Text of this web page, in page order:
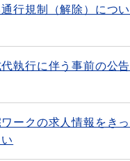
行規制（解除）につ
執行に伴う事前の公
ワークの求人情報を